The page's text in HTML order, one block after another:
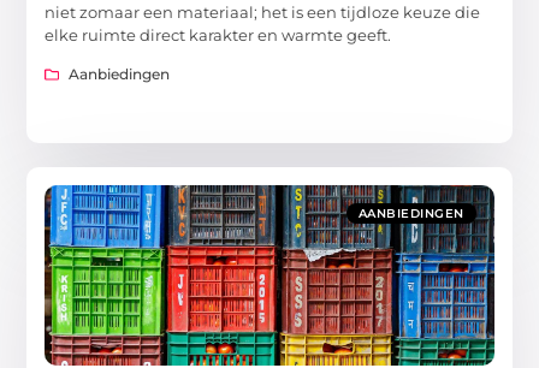
niet zomaar een materiaal; het is een tijdloze keuze die
elke ruimte direct karakter en warmte geeft.
Aanbiedingen
AANBIEDINGEN